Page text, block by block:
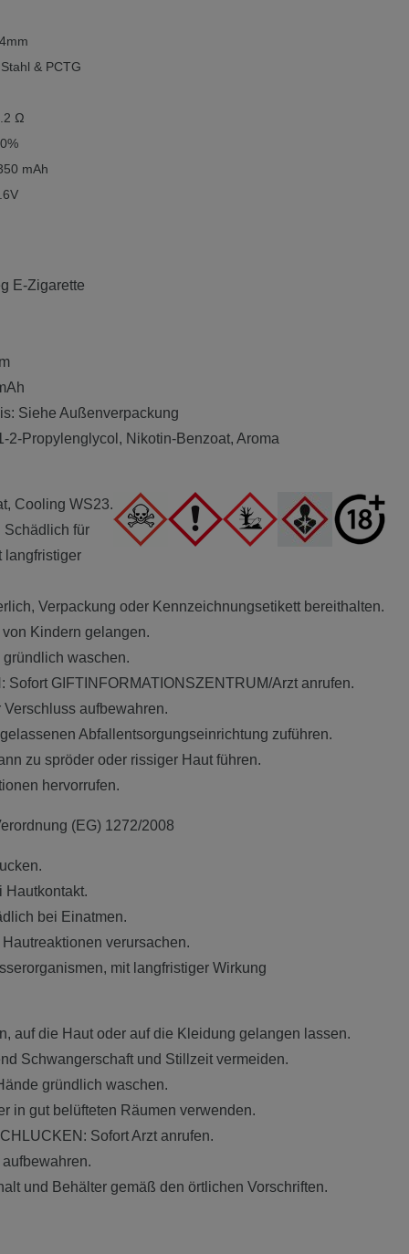
& PCTG
Ω
mAh
E-Zigarette
Siehe Außenverpackung
2-Propylenglycol, Nikotin-Benzoat, Aroma
Cooling WS23.
Schädlich für
langfristiger
Verpackung oder Kennzeichnungsetikett bereithalten.
Kindern gelangen.
waschen.
GIFTINFORMATIONSZENTRUM/Arzt anrufen.
aufbewahren.
Abfallentsorgungseinrichtung zuführen.
zu spröder oder rissiger Haut führen.
hervorrufen.
(EG) 1272/2008
Hautkontakt.
bei Einatmen.
verursachen.
mit langfristiger Wirkung
auf die Haut oder auf die Kleidung gelangen lassen.
Schwangerschaft und Stillzeit vermeiden.
gründlich waschen.
in gut belüfteten Räumen verwenden.
Sofort Arzt anrufen.
und Behälter gemäß den örtlichen Vorschriften.